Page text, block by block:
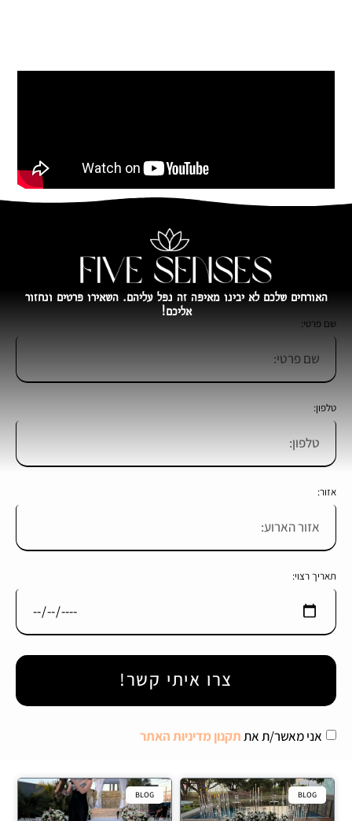
האורחים שלכם לא יבינו מאיפה זה נפל עליהם. השאירו פרטים ונחזור
אליכם!
שם פרטי:
טלפון:
אזור:
תאריך רצוי:
אני מאשר/ת אתתקנון מדיניות האתר
צרו איתי קשר!
BLOG
BLOG